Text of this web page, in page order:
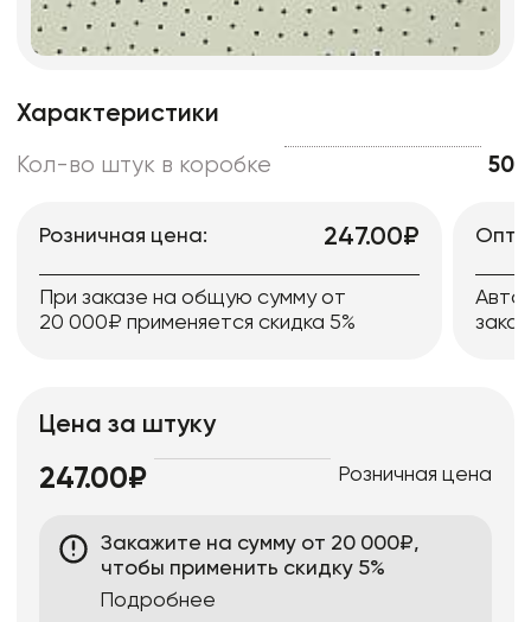
Характеристики
Кол-во штук в коробке 50
Розничная цена: 247.00₽
При заказе на общую сумму от
20 000₽ применяется скидка 5%
Цена за штуку
247.00₽ Розничная цена
Закажите на сумму от 20 000₽,
чтобы применить скидку 5%
Подробнее